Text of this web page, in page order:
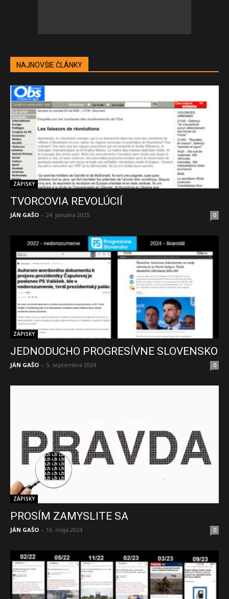
NAJNOVŠIE ČLÁNKY
ZÁPISKY
TVORCOVIA REVOLÚCIÍ
JÁN GAŠO - 24. januára 2025 0
ZÁPISKY
JEDNODUCHO PROGRESÍVNE SLOVENSKO
JÁN GAŠO - 5. septembra 2024 0
ZÁPISKY
PROSÍM ZAMYSLITE SA
JÁN GAŠO - 16. mája 2024 0